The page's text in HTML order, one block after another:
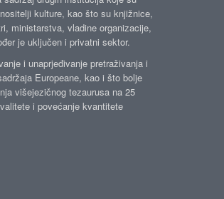
kulture, kao što su knjižnice,
ministarstva, vladine organizacije,
je uključen i privatni sektor.
i unaprjeđivanje pretraživanja i
Europeane, kao i što bolje
višejezičnog tezaurusa na 25
i povećanje kvantitete